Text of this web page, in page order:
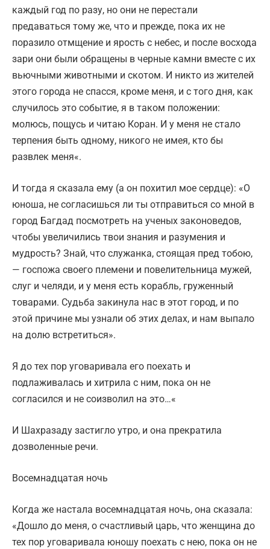
каждый год по разу, но они не перестали
предаваться тому же, что и прежде, пока их не
поразило отмщение и ярость с небес, и после восхода
зари они были обращены в черные камни вместе с их
вьючными животными и скотом. И никто из жителей
этого города не спасся, кроме меня, и с того дня, как
случилось это событие, я в таком положении:
молюсь, пощусь и читаю Коран. И у меня не стало
терпения быть одному, никого не имея, кто бы
развлек меня«.
И тогда я сказала ему (а он похитил мое сердце): «О
юноша, не согласишься ли ты отправиться со мной в
город Багдад посмотреть на ученых законоведов,
чтобы увеличились твои знания и разумения и
мудрость? Знай, что служанка, стоящая пред тобою,
— госпожа своего племени и повелительница мужей,
слуг и челяди, и у меня есть корабль, груженный
товарами. Судьба закинула нас в этот город, и по
этой причине мы узнали об этих делах, и нам выпало
на долю встретиться».
Я до тех пор уговаривала его поехать и
подлаживалась и хитрила с ним, пока он не
согласился и не соизволил на это…«
И Шахразаду застигло утро, и она прекратила
дозволенные речи.
Восемнадцатая ночь
Когда же настала восемнадцатая ночь, она сказала:
«Дошло до меня, о счастливый царь, что женщина до
тех пор уговаривала юношу поехать с нею, пока он не